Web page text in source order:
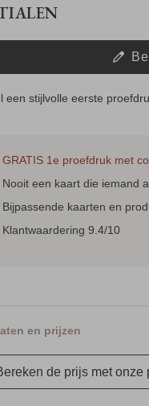
een stijlvolle eerste
GRATIS 1e proefdruk met
Nooit een kaart die iemand
Bijpassende kaarten en
Klantwaardering 9.4/10
en prijzen
de prijs met onze